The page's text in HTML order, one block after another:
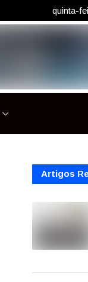
quinta-
Artigos